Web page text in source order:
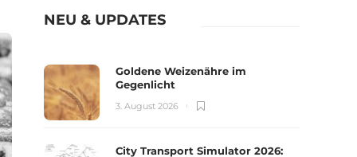
NEU & UPDATES
Goldene Weizenähre im
Gegenlicht
3. August 2026
City Transport Simulator 2026: